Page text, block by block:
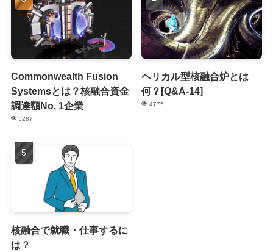
Commonwealth Fusion
Systemsとは？核融合資金
調達額No. 1企業
5287
ヘリカル型核融合炉とは
何？[Q&A-14]
4775
核融合で就職・仕事するに
は？